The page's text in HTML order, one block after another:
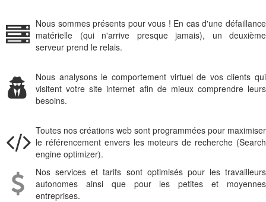
Nous sommes présents pour vous ! En cas d'une défaillance
matérielle (qui n'arrive presque jamais), un deuxième
serveur prend le relais.
Nous analysons le comportement virtuel de vos clients qui
visitent votre site internet afin de mieux comprendre leurs
besoins.
Toutes nos créations web sont programmées pour maximiser
le référencement envers les moteurs de recherche (Search
engine optimizer).
Nos services et tarifs sont optimisés pour les travailleurs
autonomes ainsi que pour les petites et moyennes
entreprises.